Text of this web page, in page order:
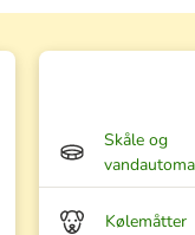
Skåle og
Kølemåtter